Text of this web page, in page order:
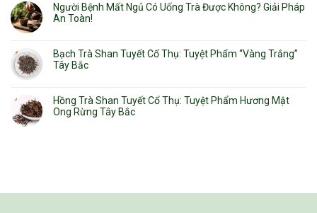
Người Bệnh Mất Ngủ Có Uống Trà Được Không? Giải Pháp
An Toàn!
Bạch Trà Shan Tuyết Cổ Thụ: Tuyệt Phẩm “Vàng Trắng”
Tây Bắc
Hồng Trà Shan Tuyết Cổ Thụ: Tuyệt Phẩm Hương Mật
Ong Rừng Tây Bắc